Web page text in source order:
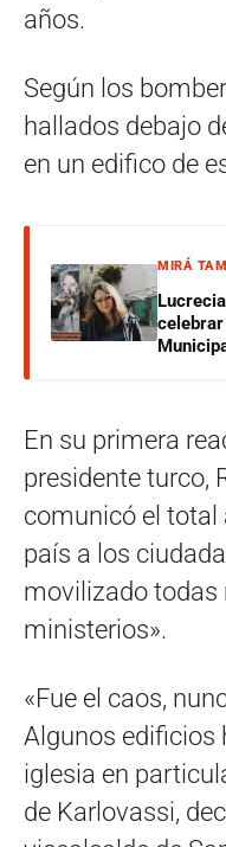
años.
Según los
hallados debajo
en un edifico de
MIRÁ
En su primera
presidente turco,
comunicó el total
país a los
movilizado todas
ministerios».
«Fue el caos,
Algunos edificios
iglesia en
de Karlovassi,